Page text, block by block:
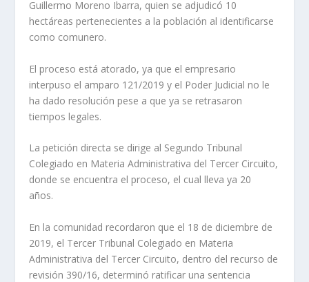
Guillermo Moreno Ibarra, quien se adjudicó 10
hectáreas pertenecientes a la población al identificarse
como comunero.
El proceso está atorado, ya que el empresario
interpuso el amparo 121/2019 y el Poder Judicial no le
ha dado resolución pese a que ya se retrasaron
tiempos legales.
La petición directa se dirige al Segundo Tribunal
Colegiado en Materia Administrativa del Tercer Circuito,
donde se encuentra el proceso, el cual lleva ya 20
años.
En la comunidad recordaron que el 18 de diciembre de
2019, el Tercer Tribunal Colegiado en Materia
Administrativa del Tercer Circuito, dentro del recurso de
revisión 390/16, determinó ratificar una sentencia